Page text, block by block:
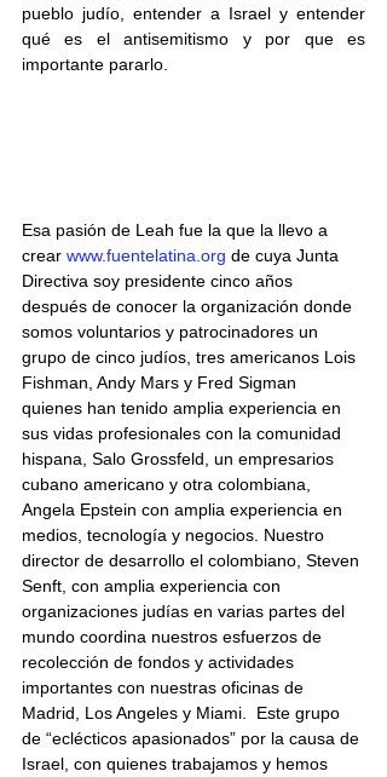
pueblo judío, entender a Israel y entender
qué es el antisemitismo y por que es
importante pararlo.
Esa pasión de Leah fue la que la llevo a
crear www.fuentelatina.org de cuya Junta
Directiva soy presidente cinco años
después de conocer la organización donde
somos voluntarios y patrocinadores un
grupo de cinco judíos, tres americanos Lois
Fishman, Andy Mars y Fred Sigman
quienes han tenido amplia experiencia en
sus vidas profesionales con la comunidad
hispana, Salo Grossfeld, un empresarios
cubano americano y otra colombiana,
Angela Epstein con amplia experiencia en
medios, tecnología y negocios. Nuestro
director de desarrollo el colombiano, Steven
Senft, con amplia experiencia con
organizaciones judías en varias partes del
mundo coordina nuestros esfuerzos de
recolección de fondos y actividades
importantes con nuestras oficinas de
Madrid, Los Angeles y Miami.  Este grupo
de “eclécticos apasionados” por la causa de
Israel, con quienes trabajamos y hemos